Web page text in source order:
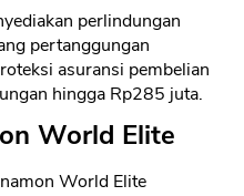
perlindungan
pertanggungan
asuransi pembelian
hingga Rp285 juta.
World Elite
World Elite